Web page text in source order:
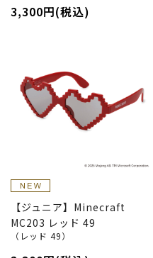
3,300円(税込)
【ジュニア】Minecraft
MC203 レッド 49
（レッド 49）